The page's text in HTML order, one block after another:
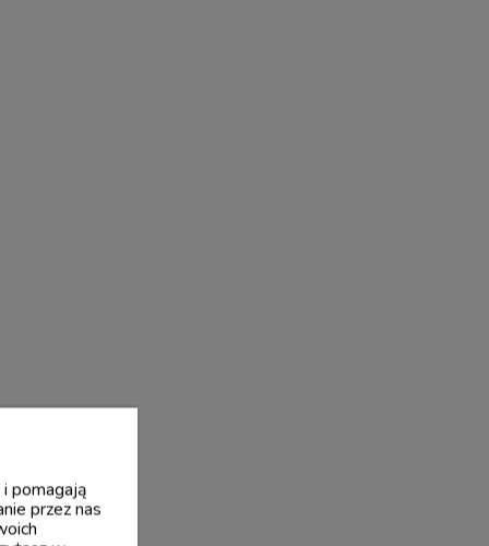
pomagają
przez nas